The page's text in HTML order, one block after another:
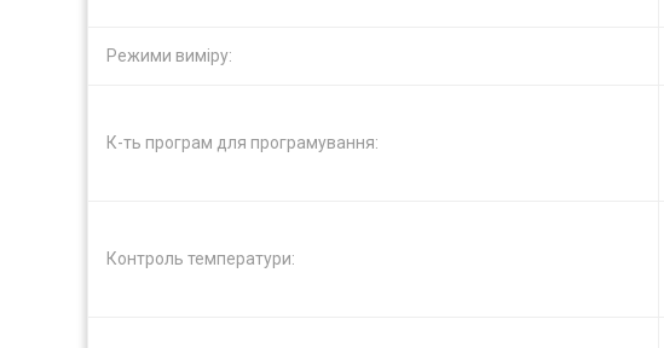
Режими виміру:
К-ть програм для програмування:
Контроль температури: